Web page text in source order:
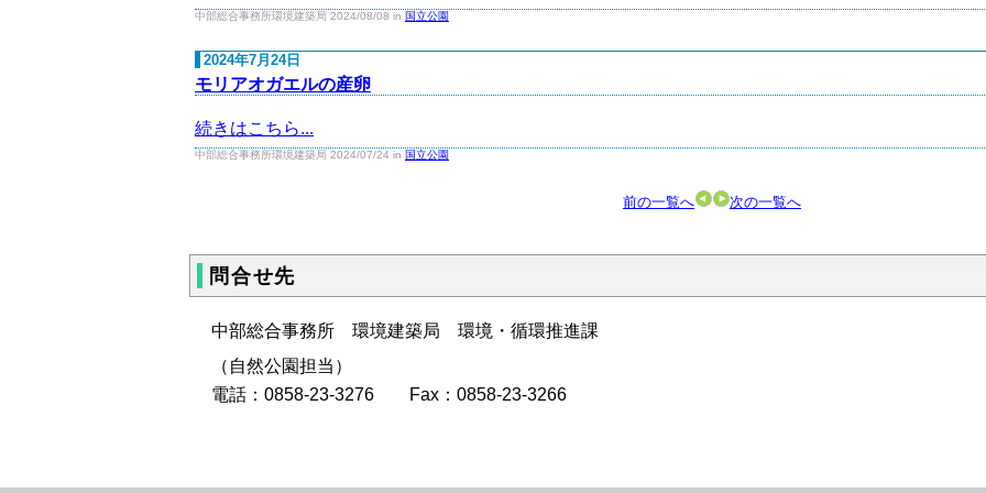
中部総合事務所環境建築局 2024/08/08 in 国立公園
2024年7月24日
モリアオガエルの産卵
続きはこちら...
中部総合事務所環境建築局 2024/07/24 in 国立公園
前の一覧へ 次の一覧へ
問合せ先
中部総合事務所 環境建築局 環境・循環推進課
（自然公園担当）
電話：0858-23-3276 Fax：0858-23-3266